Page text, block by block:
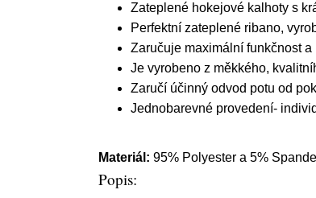
Zateplené hokejové kalhoty s
Perfektní zateplené ribano,
Zaručuje maximální funkčnost a
Je vyrobeno z měkkého,
Zaručí účinný odvod potu od
Jednobarevné provedení-
Materiál: 95% Polyester a 5%
Popis: